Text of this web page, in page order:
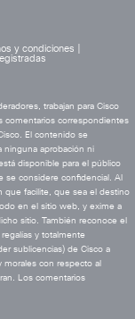
y condiciones
trabajan para Cisco
comentarios correspondientes
El contenido se
ninguna aprobación ni
disponible para el público
se considere confidencial. Al
que facilite, que sea el destino
en el sitio web, y exime a
sitio. También reconoce el
y totalmente
sublicencias) de Cisco a
con respecto al
Los comentarios